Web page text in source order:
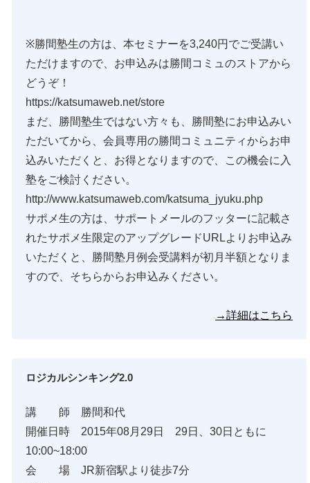
※勝間塾生の方は、本セミナーを3,240円でご受講い
ただけますので、お申込みは勝間コミュのストアから
どうぞ！
https://katsumaweb.net/store
まだ、勝間塾生ではない方々も、勝間塾にお申込みい
ただいてから、会員専用の勝間コミュニティからお申
込みいただくと、お得となりますので、この機会に入
塾をご検討ください。
http://www.katsumaweb.com/katsuma_jyuku.php
サポメ生の方は、サポートメールのフッターに記載さ
れたサポメ生限定のアップグレードURLよりお申込み
いただくと、勝間塾月例会受講料が初月半額となりま
すので、そちらからお申込みください。
→詳細はこちら
ロジカルシンキング2.0
講 師 勝間和代
開催日時 2015年08月29日 29日、30日ともに
10:00~18:00
会 場 JR新宿駅より徒歩7分